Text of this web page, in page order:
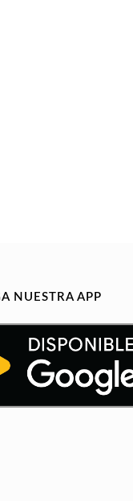
NUESTRA APP